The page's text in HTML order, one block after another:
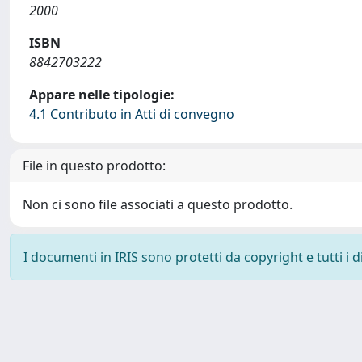
2000
ISBN
8842703222
Appare nelle tipologie:
4.1 Contributo in Atti di convegno
File in questo prodotto:
Non ci sono file associati a questo prodotto.
I documenti in IRIS sono protetti da copyright e tutti i